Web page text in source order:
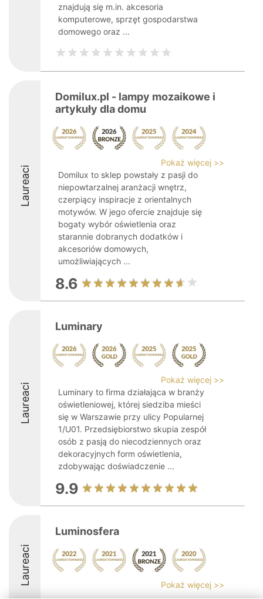
znajdują się m.in. akcesoria
komputerowe, sprzęt gospodarstwa
domowego oraz ...
Laureaci
Domilux.pl - lampy mozaikowe i
artykuły dla domu
Pokaż więcej >>
Domilux to sklep powstały z pasji do
niepowtarzalnej aranżacji wnętrz,
czerpiący inspiracje z orientalnych
motywów. W jego ofercie znajduje się
bogaty wybór oświetlenia oraz
starannie dobranych dodatków i
akcesoriów domowych,
umożliwiających ...
8.6
Laureaci
Luminary
Pokaż więcej >>
Luminary to firma działająca w branży
oświetleniowej, której siedziba mieści
się w Warszawie przy ulicy Popularnej
1/U01. Przedsiębiorstwo skupia zespół
osób z pasją do niecodziennych oraz
dekoracyjnych form oświetlenia,
zdobywając doświadczenie ...
9.9
Laureaci
Luminosfera
Pokaż więcej >>